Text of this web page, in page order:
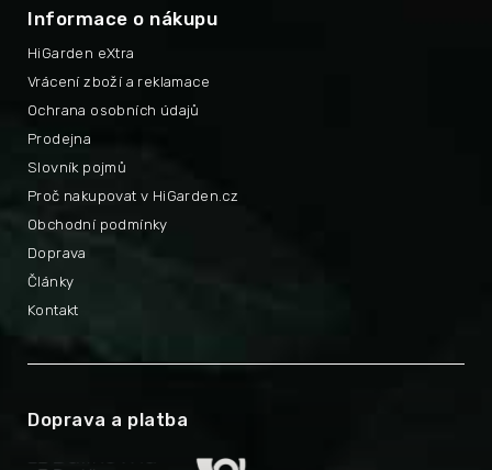
Informace o nákupu
HiGarden eXtra
Proč nakupovat v HiGarden.cz
Vrácení zboží a reklamace
Obchodní podmínky
Ochrana osobních údajů
Doprava
Prodejna
Články
Slovník pojmů
Kontakt
Doprava a platba